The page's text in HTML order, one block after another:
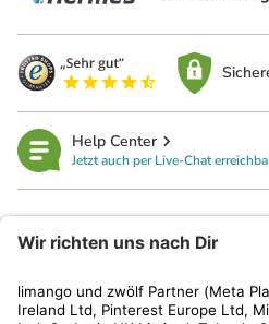
Help Center
Jetzt auch per Live-Chat